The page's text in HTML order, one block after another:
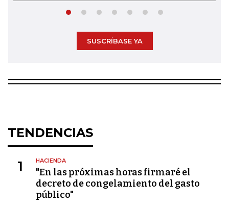
SUSCRÍBASE YA
TENDENCIAS
1 HACIENDA
"En las próximas horas firmaré el
decreto de congelamiento del gasto
público"